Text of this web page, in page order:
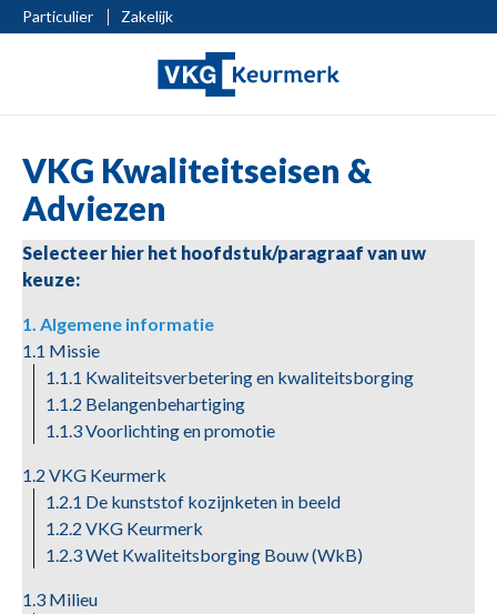
Particulier Zakelijk
VKG Kwaliteitseisen &
Adviezen
Selecteer hier het hoofdstuk/paragraaf van uw
keuze:
1. Algemene informatie
1.1 Missie
1.1.1 Kwaliteitsverbetering en kwaliteitsborging
1.1.2 Belangenbehartiging
1.1.3 Voorlichting en promotie
1.2 VKG Keurmerk
1.2.1 De kunststof kozijnketen in beeld
1.2.2 VKG Keurmerk
1.2.3 Wet Kwaliteitsborging Bouw (WkB)
1.3 Milieu